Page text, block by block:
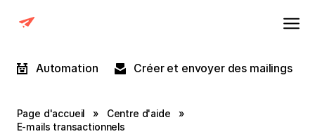
Automation Créer et envoyer des mailings
Page d'accueil » Centre d'aide
»
E-mails transactionnels